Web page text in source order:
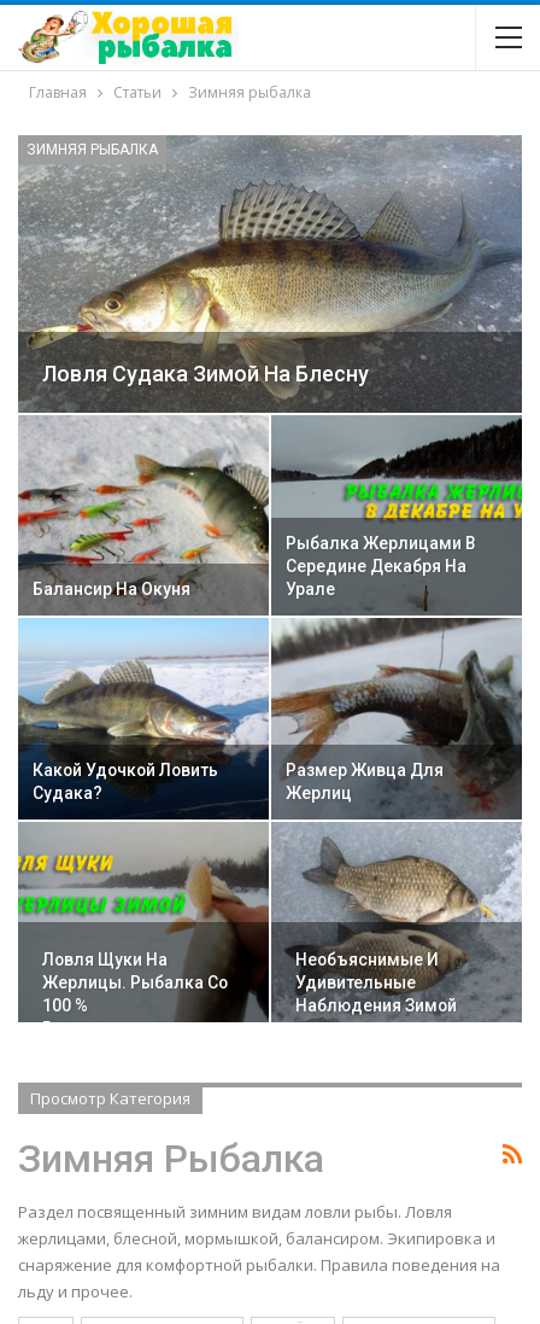
Главная Статьи Зимняя рыбалка
ЗИМНЯЯ РЫБАЛКА
Ловля Судака Зимой На Блесну
Балансир На Окуня
Рыбалка Жерлицами В
Середине Декабря На
Урале
Какой Удочкой Ловить
Судака?
Размер Живца Для
Жерлиц
Ловля Щуки На
Жерлицы. Рыбалка Со
100 %
Результативностью
Необъяснимые И
Удивительные
Наблюдения Зимой
Просмотр Категория
Зимняя Рыбалка
Раздел посвященный зимним видам ловли рыбы. Ловля
жерлицами, блесной, мормышкой, балансиром. Экипировка и
снаряжение для комфортной рыбалки. Правила поведения на
льду и прочее.